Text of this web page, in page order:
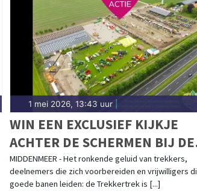
1 mei 2026, 13:43 uur|
WIN EEN EXCLUSIEF KIJKJE
ACHTER DE SCHERMEN BIJ DE
TREKKERTREK IN MIDDENMEER
MIDDENMEER - Het ronkende geluid van trekkers,
deelnemers die zich voorbereiden en vrijwilligers
goede banen leiden: de Trekkertrek is [...]